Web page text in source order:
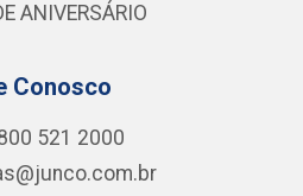
ANIVERSÁRIO
Conosco
521 2000